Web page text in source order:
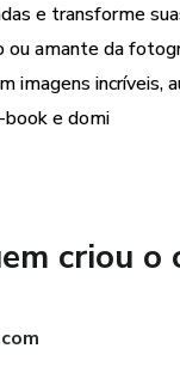
e transforme
ou amante da
imagens
book e domi
criou o